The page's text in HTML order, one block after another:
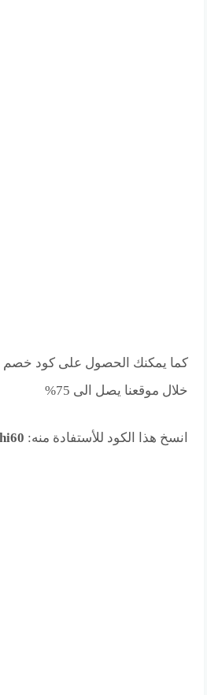
كما يمكنك الحصول على كود خصم
خلال موقعنا يصل الى 75%
انسخ هذا الكود للأستفادة منه: